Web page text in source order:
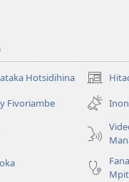
Hotsidihina
rohy)
Fivoriambe